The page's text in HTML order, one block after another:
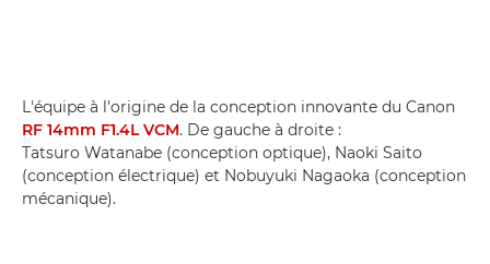
L'équipe à l'origine de la conception innovante du Canon
RF 14mm F1.4L VCM. De gauche à droite :
Tatsuro Watanabe (conception optique), Naoki Saito
(conception électrique) et Nobuyuki Nagaoka (conception
mécanique).